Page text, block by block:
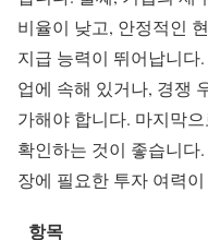
비율이 낮고, 안정적인
지급 능력이 뛰어납니
업에 속해 있거나, 경쟁
가해야 합니다. 마지막
확인하는 것이 좋습니다
장에 필요한 투자 여력
항목